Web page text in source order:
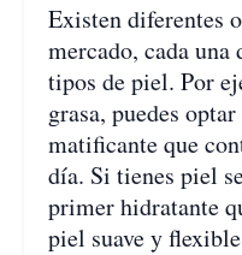
Existen diferentes
mercado, cada una
tipos de piel. Por
grasa, puedes
matificante que
día. Si tienes piel
primer hidratante
piel suave y